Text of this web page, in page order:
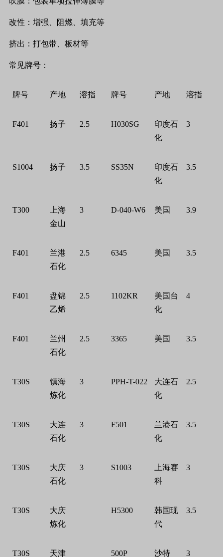
改性：增强、阻燃、填充等
挤出：打包带、板材等
常见牌号：
牌号 产地 溶指 牌号 产地 溶指
F401 扬子 2.5 H030SG
印度石
化
3
S1004 扬子 3.5 SS35N
印度石
化
3.5
T300
上海
金山
3 D-040-W6 美国 3.9
F401
兰港
石化
2.5 6345 美国 3.5
F401
盘锦
乙烯
2.5 1102KR
美国台
化
4
F401
兰州
石化
2.5 3365 美国 3.5
T30S
镇海
炼化
3 PPH-T-022
大连石
化
2.5
T30S
大连
石化
3 F501
兰港石
化
3.5
T30S
大庆
石化
3 S1003
上海赛
科
3
T30S
大庆
炼化
H5300
韩国现
代
3.5
T30S 天津 500P 沙特 3